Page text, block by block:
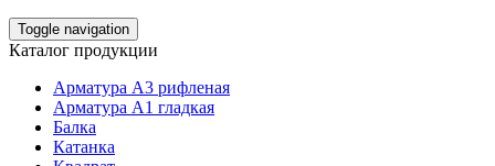
Toggle navigation
Каталог продукции
Арматура А3 рифленая
Арматура А1 гладкая
Балка
Катанка